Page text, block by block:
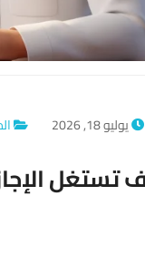
يوليو 18, 2026
تستغل